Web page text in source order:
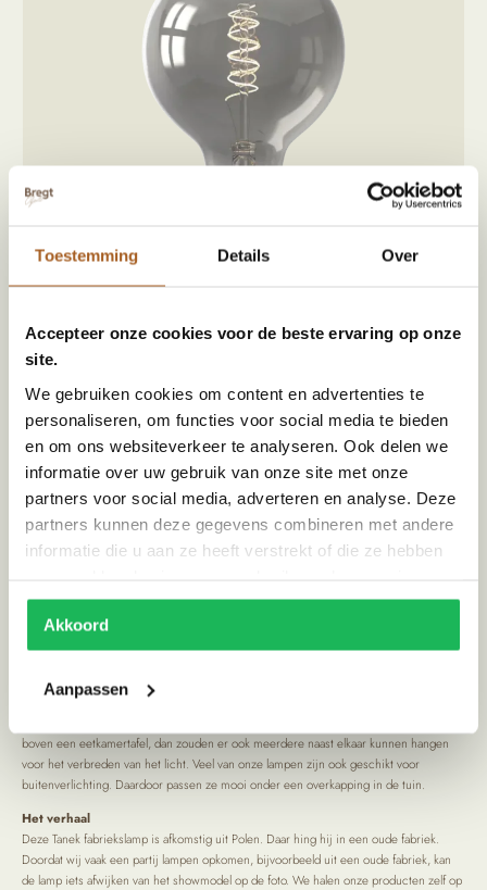
Toestemming Details Over
Accepteer onze cookies voor de beste ervaring op onze
site.
We gebruiken cookies om content en advertenties te
personaliseren, om functies voor social media te bieden
en om ons websiteverkeer te analyseren. Ook delen we
informatie over uw gebruik van onze site met onze
partners voor social media, adverteren en analyse. Deze
partners kunnen deze gegevens combineren met andere
informatie die u aan ze heeft verstrekt of die ze hebben
Akkoord
Aanpassen
Lumen
€
Heb jij een vraag?
WhatsApp
E-mail
Productinformatie
Fabriekslamp Zaklady Metalowe
Deze metalen hanglamp heeft een industrieel uiterlijk. Hij is groot en een echte
eyecatcher voor in je interieur. Deze lamp geeft doormiddel van het bolle glas breder
boven een eetkamertafel, dan zouden er ook meerdere naast elkaar kunnen hangen
voor het verbreden van het licht. Veel van onze lampen zijn ook geschikt voor
buitenverlichting. Daardoor passen ze mooi onder een overkapping in de tuin.
Het verhaal
Deze Tanek fabriekslamp is afkomstig uit Polen. Daar hing hij in een oude fabriek.
Doordat wij vaak een partij lampen opkomen, bijvoorbeeld uit een oude fabriek, kan
de lamp iets afwijken van het showmodel op de foto. We halen onze producten zelf op